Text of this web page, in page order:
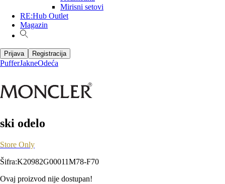
Mirisni setovi
RE:Hub Outlet
Magazin
Prijava Registracija
PufferJakneOdeća
ski odelo
Store Only
Šifra:K20982G00011M78-F70
Ovaj proizvod nije dostupan!